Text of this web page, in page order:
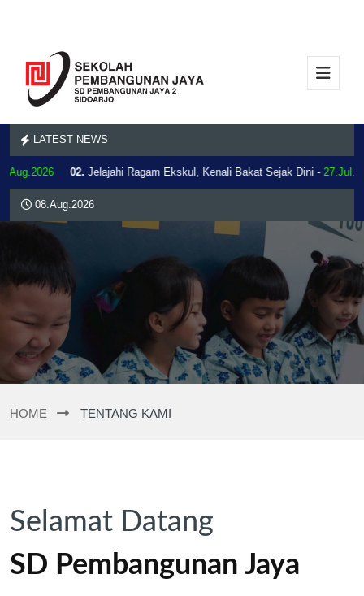
LATEST NEWS
02.Jelajahi Ragam Ekskul, Kenali Bakat Sejak Dini -
08.Aug.2026
HOME TENTANG KAMI
Selamat Datang
SD Pembangunan Jaya